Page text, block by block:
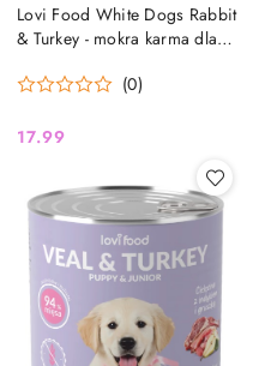
Lovi Food White Dogs Rabbit
& Turkey - mokra karma dla
indykiem, cukinią i
(0)
Cena:
17.99